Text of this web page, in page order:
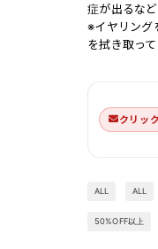
症が出るな
※イヤリング
を拭き取って
クリッ
ALL ALL
50%OFF以上